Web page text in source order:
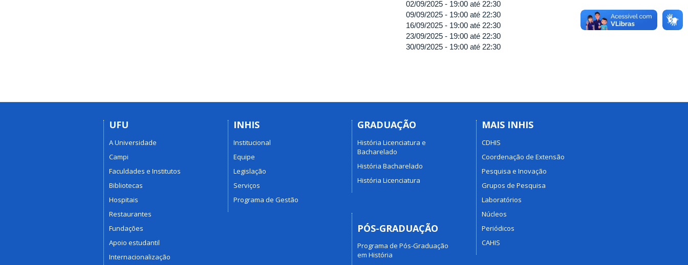
02/09/2025 - 19:00 até 22:30
09/09/2025 - 19:00 até 22:30
16/09/2025 - 19:00 até 22:30
23/09/2025 - 19:00 até 22:30
30/09/2025 - 19:00 até 22:30
UFU
A Universidade
Campi
Faculdades e Institutos
Bibliotecas
Hospitais
Restaurantes
Fundações
Apoio estudantil
Internacionalização
INHIS
Institucional
Equipe
Legislação
Serviços
Programa de Gestão
GRADUAÇÃO
História Licenciatura e
Bacharelado
História Bacharelado
História Licenciatura
PÓS-GRADUAÇÃO
Programa de Pós-Graduação
em História
MAIS INHIS
CDHIS
Coordenação de Extensão
Pesquisa e Inovação
Grupos de Pesquisa
Laboratórios
Núcleos
Periódicos
CAHIS